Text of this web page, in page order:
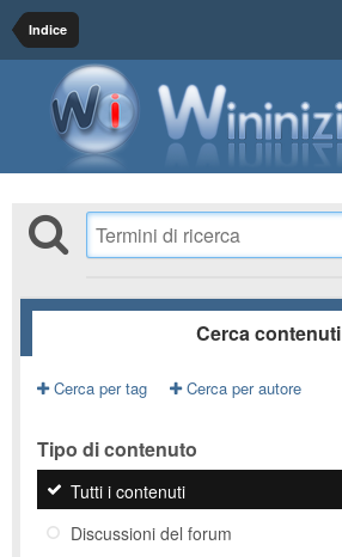
Indice
Cerca contenuti
Cerca per tag Cerca per autore
Tipo di contenuto
Tutti i contenuti
Discussioni del forum